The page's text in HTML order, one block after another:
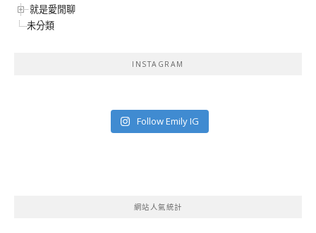
就是愛閒聊
未分類
INSTAGRAM
Follow Emily IG
網站人氣統計